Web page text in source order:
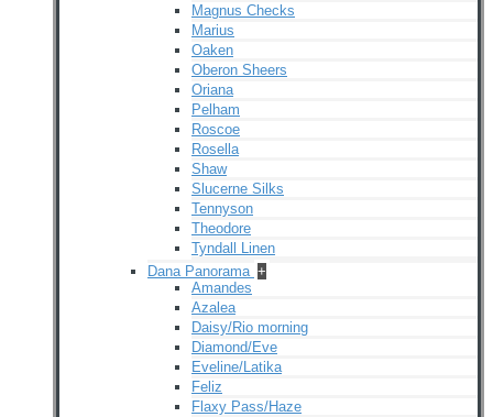
Magnus Checks
Marius
Oaken
Oberon Sheers
Oriana
Pelham
Roscoe
Rosella
Shaw
Slucerne Silks
Tennyson
Theodore
Tyndall Linen
Dana Panorama +
Amandes
Azalea
Daisy/Rio morning
Diamond/Eve
Eveline/Latika
Feliz
Flaxy Pass/Haze